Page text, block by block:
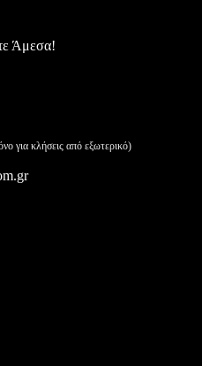
Άμεσα!
για κλήσεις από εξωτερικό)